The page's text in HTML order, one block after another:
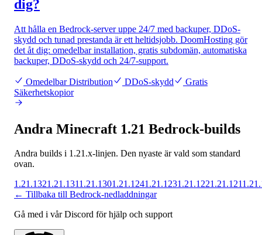
dig?
Att hålla en Bedrock-server uppe 24/7 med backuper, DDoS-
skydd och tunad prestanda är ett heltidsjobb. DoomHosting gör
det åt dig: omedelbar installation, gratis subdomän, automatiska
backuper, DDoS-skydd och 24/7-support.
Omedelbar Distribution DDoS-skydd
Gratis
Säkerhetskopior
Andra Minecraft 1.21 Bedrock-builds
Andra builds i 1.21.x-linjen. Den nyaste är vald som standard
ovan.
1.21.1321.21.1311.21.1301.21.1241.21.1231.21.1221.21.121
← Tillbaka till Bedrock-nedladdningar
Gå med i vår Discord för hjälp och support